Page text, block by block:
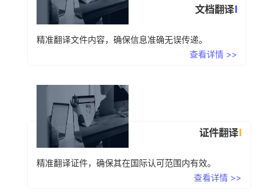
文档翻译
精准翻译文件内容，确保信息准确无误传递。
查看详情 >>
证件翻译
精准翻译证件，确保其在国际认可范围内有效。
查看详情 >>